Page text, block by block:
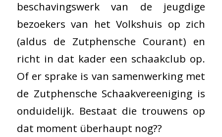
beschavingswerk van de jeugdige
bezoekers van het Volkshuis op zich
(aldus de Zutphensche Courant) en
richt in dat kader een schaakclub op.
Of er sprake is van samenwerking met
de Zutphensche Schaakvereeniging is
onduidelijk. Bestaat die trouwens op
dat moment überhaupt nog??